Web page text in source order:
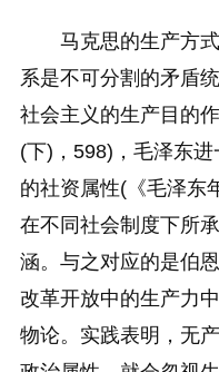
马克思的生产方
系是不可分割的矛盾
社会主义的生产目的
(下)，598)，毛泽东
的社资属性(《毛泽东
在不同社会制度下所
涵。与之对应的是伯
改革开放中的生产力
物论。实践表明，无